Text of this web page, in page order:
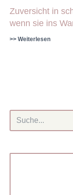
Zuversicht in
wenn sie ins
>> Weiterlesen